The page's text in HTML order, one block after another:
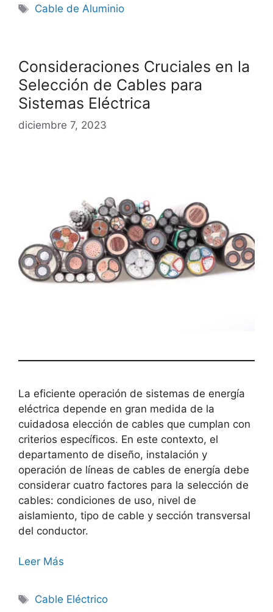
Cable de Aluminio
Consideraciones Cruciales en la
Selección de Cables para
Sistemas Eléctrica
diciembre 7, 2023
La eficiente operación de sistemas de energía
eléctrica depende en gran medida de la
cuidadosa elección de cables que cumplan con
criterios específicos. En este contexto, el
departamento de diseño, instalación y
operación de líneas de cables de energía debe
considerar cuatro factores para la selección de
cables: condiciones de uso, nivel de
aislamiento, tipo de cable y sección transversal
del conductor.
Leer Más
Cable Eléctrico